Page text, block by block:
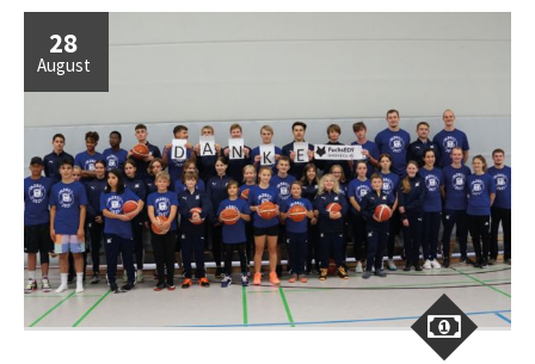
28
August